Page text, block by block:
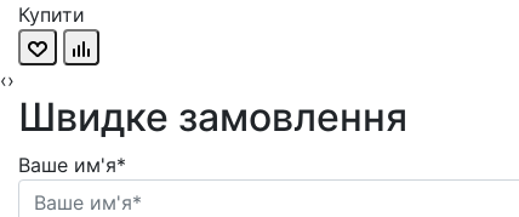
Купити
‹›
Швидке замовлення
Ваше им'я*